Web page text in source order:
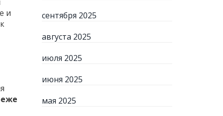
и
сентября 2025
августа 2025
июля 2025
июня 2025
мая 2025